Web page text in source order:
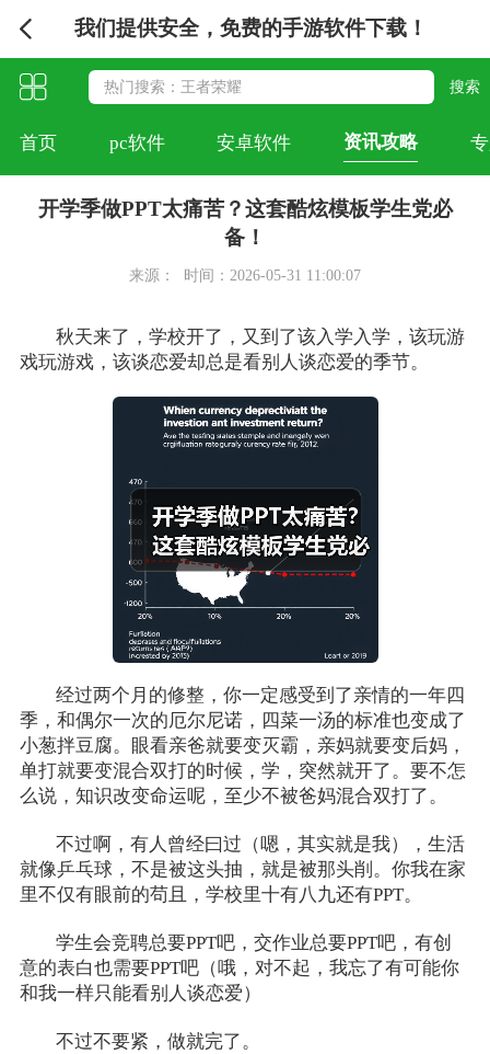
我们提供安全，免费的手游软件下载！
首页 pc软件 安卓软件 资讯攻略
开学季做PPT太痛苦？这套酷炫模板学生党必
备！
来源： 时间：2026-05-31 11:00:07
秋天来了，学校开了，又到了该入学入学，该玩游
戏玩游戏，该谈恋爱却总是看别人谈恋爱的季节。
经过两个月的修整，你一定感受到了亲情的一年四
季，和偶尔一次的厄尔尼诺，四菜一汤的标准也变成了
小葱拌豆腐。眼看亲爸就要变灭霸，亲妈就要变后妈，
单打就要变混合双打的时候，学，突然就开了。要不怎
么说，知识改变命运呢，至少不被爸妈混合双打了。
不过啊，有人曾经曰过（嗯，其实就是我），生活
就像乒乓球，不是被这头抽，就是被那头削。你我在家
里不仅有眼前的苟且，学校里十有八九还有PPT。
学生会竞聘总要PPT吧，交作业总要PPT吧，有创
意的表白也需要PPT吧（哦，对不起，我忘了有可能你
和我一样只能看别人谈恋爱）
不过不要紧，做就完了。